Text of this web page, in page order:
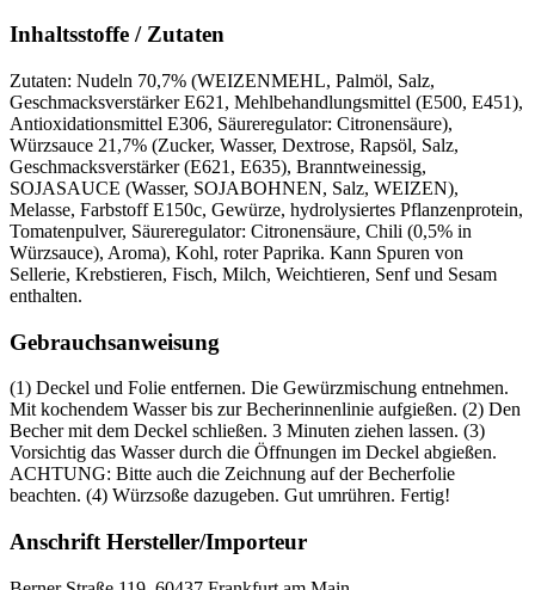
Inhaltsstoffe / Zutaten
Zutaten: Nudeln 70,7% (WEIZENMEHL, Palmöl, Salz,
Geschmacksverstärker E621, Mehlbehandlungsmittel (E500, E451),
Antioxidationsmittel E306, Säureregulator: Citronensäure),
Würzsauce 21,7% (Zucker, Wasser, Dextrose, Rapsöl, Salz,
Geschmacksverstärker (E621, E635), Branntweinessig,
SOJASAUCE (Wasser, SOJABOHNEN, Salz, WEIZEN),
Melasse, Farbstoff E150c, Gewürze, hydrolysiertes Pflanzenprotein,
Tomatenpulver, Säureregulator: Citronensäure, Chili (0,5% in
Würzsauce), Aroma), Kohl, roter Paprika. Kann Spuren von
Sellerie, Krebstieren, Fisch, Milch, Weichtieren, Senf und Sesam
enthalten.
Gebrauchsanweisung
(1) Deckel und Folie entfernen. Die Gewürzmischung entnehmen.
Mit kochendem Wasser bis zur Becherinnenlinie aufgießen. (2) Den
Becher mit dem Deckel schließen. 3 Minuten ziehen lassen. (3)
Vorsichtig das Wasser durch die Öffnungen im Deckel abgießen.
ACHTUNG: Bitte auch die Zeichnung auf der Becherfolie
beachten. (4) Würzsoße dazugeben. Gut umrühren. Fertig!
Anschrift Hersteller/Importeur